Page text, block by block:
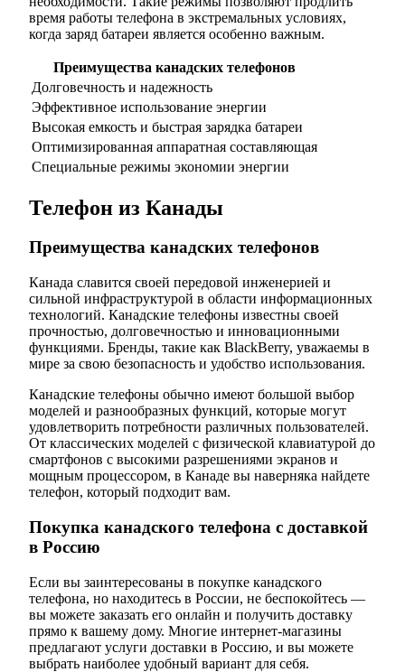
время работы телефона в экстремальных условиях,
когда заряд батареи является особенно важным.
Преимущества канадских телефонов
Долговечность и надежность
Эффективное использование энергии
Высокая емкость и быстрая зарядка батареи
Оптимизированная аппаратная составляющая
Специальные режимы экономии энергии
Телефон из Канады
Преимущества канадских телефонов
Канада славится своей передовой инженерией и
сильной инфраструктурой в области информационных
технологий. Канадские телефоны известны своей
прочностью, долговечностью и инновационными
функциями. Бренды, такие как BlackBerry, уважаемы в
мире за свою безопасность и удобство использования.
Канадские телефоны обычно имеют большой выбор
моделей и разнообразных функций, которые могут
удовлетворить потребности различных пользователей.
От классических моделей с физической клавиатурой до
смартфонов с высокими разрешениями экранов и
мощным процессором, в Канаде вы наверняка найдете
телефон, который подходит вам.
Покупка канадского телефона с доставкой
в Россию
Если вы заинтересованы в покупке канадского
телефона, но находитесь в России, не беспокойтесь —
вы можете заказать его онлайн и получить доставку
прямо к вашему дому. Многие интернет-магазины
предлагают услуги доставки в Россию, и вы можете
выбрать наиболее удобный вариант для себя.